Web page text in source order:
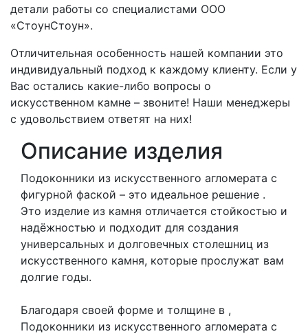
детали работы со специалистами ООО
«СтоунСтоун».
Отличительная особенность нашей компании это
индивидуальный подход к каждому клиенту. Если у
Вас остались какие-либо вопросы о
искусственном камне – звоните! Наши менеджеры
с удовольствием ответят на них!
Описание изделия
Подоконники из искусственного агломерата с
фигурной фаской – это идеальное решение .
Это изделие из камня отличается стойкостью и
надёжностью и подходит для создания
универсальных и долговечных столешниц из
искусственного камня, которые прослужат вам
долгие годы.
Благодаря своей форме и толщине в ,
Подоконники из искусственного агломерата с